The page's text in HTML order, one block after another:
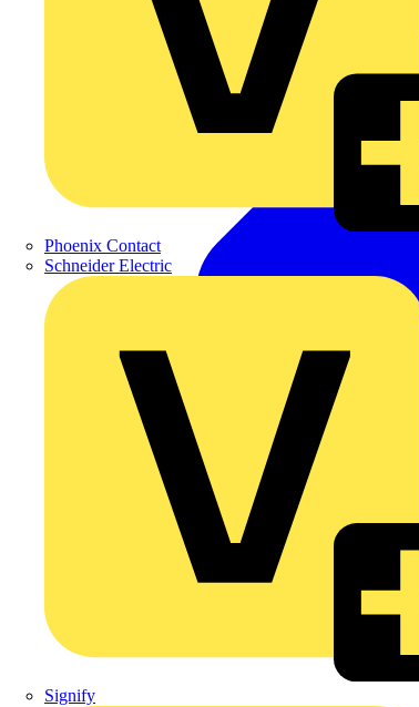
Phoenix Contact
Schneider Electric
Signify